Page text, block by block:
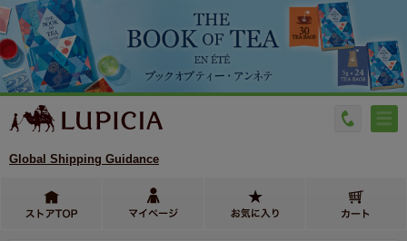
Global Shipping Guidance